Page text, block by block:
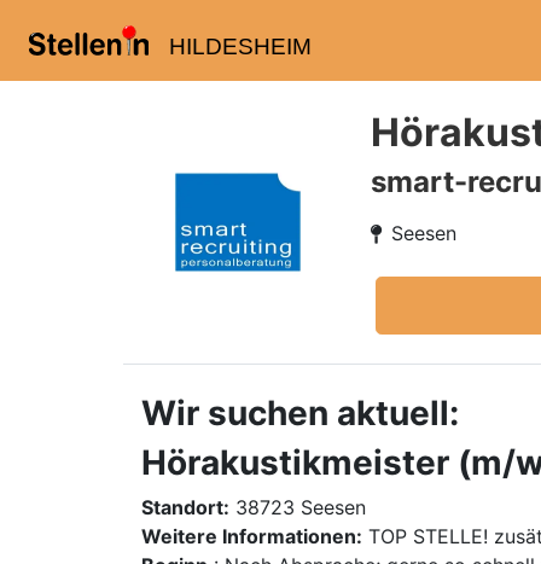
HILDESHEIM
smart-
Seesen
Wir suchen aktuell:
Hörakustikmeister (m/
Standort: 38723 Seesen
Weitere Informationen: TOP STELLE!